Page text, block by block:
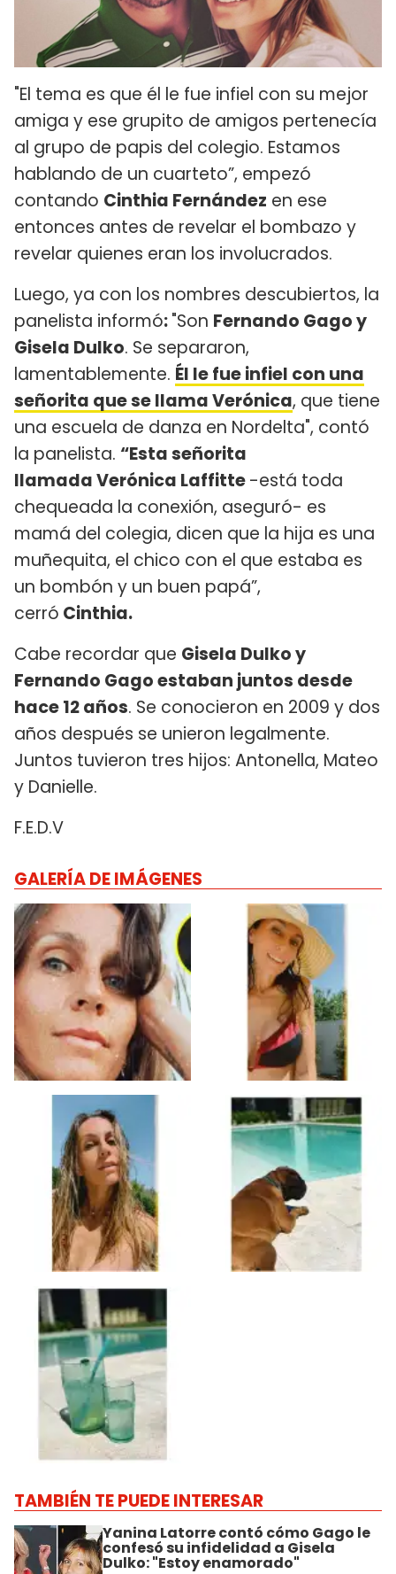
"El tema es que él le fue infiel con su mejor
amiga y ese grupito de amigos pertenecía
al grupo de papis del colegio. Estamos
hablando de un cuarteto”, empezó
contando Cinthia Fernández en ese
entonces antes de revelar el bombazo y
revelar quienes eran los involucrados.
Luego, ya con los nombres descubiertos, la
panelista informó:"Son Fernando Gago y
Gisela Dulko. Se separaron,
lamentablemente. Él le fue infiel con una
señorita que se llama Verónica, que tiene
una escuela de danza en Nordelta", contó
la panelista. “Esta señorita
llamada Verónica Laffitte-está toda
chequeada la conexión, aseguró- es
mamá del colegia, dicen que la hija es una
muñequita, el chico con el que estaba es
un bombón y un buen papá”,
cerró Cinthia.
Cabe recordar que Gisela Dulko y
Fernando Gago estaban juntos desde
hace 12 años. Se conocieron en 2009 y dos
años después se unieron legalmente.
Juntos tuvieron tres hijos: Antonella, Mateo
y Danielle.
F.E.D.V
GALERÍA DE IMÁGENES
TAMBIÉN TE PUEDE INTERESAR
Yanina Latorre contó cómo Gago le
confesó su infidelidad a Gisela
Dulko: "Estoy enamorado"